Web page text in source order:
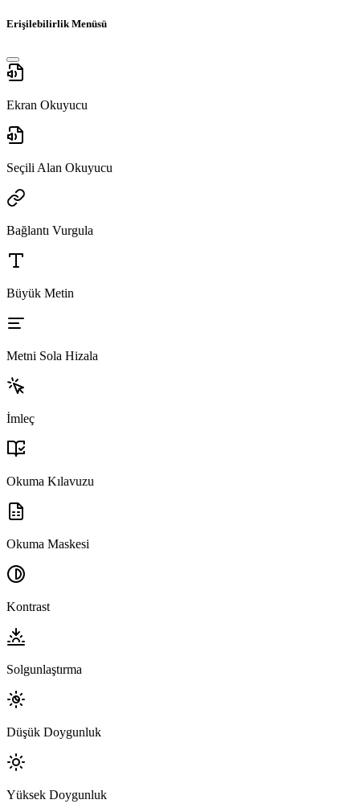
Erişilebilirlik Menüsü
Ekran Okuyucu
Seçili Alan Okuyucu
Bağlantı Vurgula
Büyük Metin
Metni Sola Hizala
İmleç
Okuma Kılavuzu
Okuma Maskesi
Kontrast
Solgunlaştırma
Düşük Doygunluk
Yüksek Doygunluk